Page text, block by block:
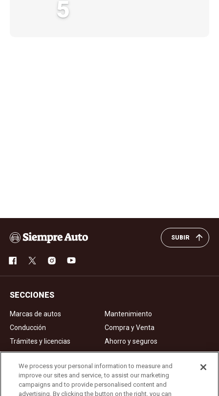
5
SUBIR
SECCIONES
Marcas de autos
Mantenimiento
Conducción
Compra y Venta
Trámites y licencias
Ahorro y seguros
Noticias
Videos de autos
Ad Choices
We process your personal information to measure and
improve our sites and service, to assist our marketing
campaigns and to provide personalised content and
advertising. By clicking the button on the right, you can